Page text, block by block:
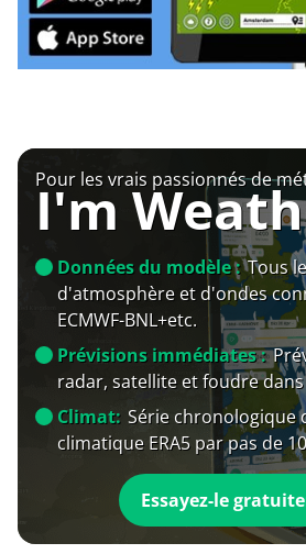
Pour les vrais passionnés de
I'm
Données du modèle : Tous
d'atmosphère et d'ondes
ECMWF-BNL+etc.
Prévisions immédiates :
radar, satellite et foudre
Climat: Série chronologique
climatique ERA5 par pas de
Essayez-le